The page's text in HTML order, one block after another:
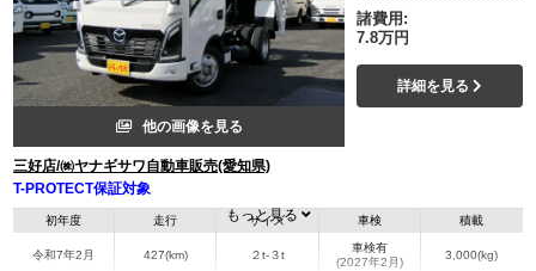
他の画像を見る
三好店/㈱ヤナギサワ自動車販売(愛知県)
T-PROTECT保証対象
諸費用:
7.8万円
詳細を見る
初年度
令和7年2月
走行
427(km)
サイズ
２t-３t
車検
車検有
(2027年2月)
積載
3,000(kg)
もっと見る